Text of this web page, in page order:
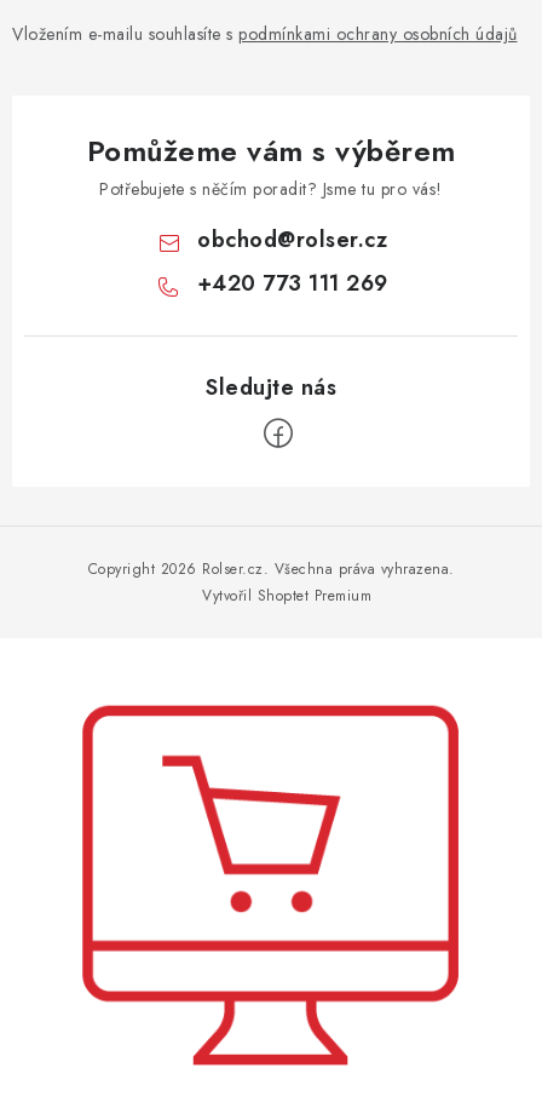
Vložením e-mailu souhlasíte s podmínkami ochrany osobních údajů
Pomůžeme vám s výběrem
Potřebujete s něčím poradit? Jsme tu pro vás!
obchod@rolser.cz
+420 773 111 269
Vytvořil Shoptet Premium
Copyright 2026 Rolser.cz. Všechna práva vyhrazena.